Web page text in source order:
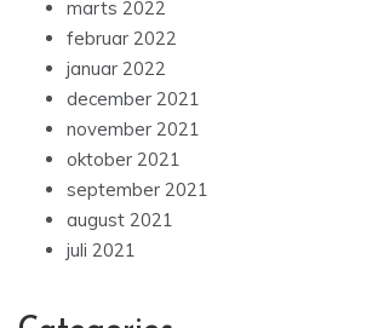
marts 2022
februar 2022
januar 2022
december 2021
november 2021
oktober 2021
september 2021
august 2021
juli 2021